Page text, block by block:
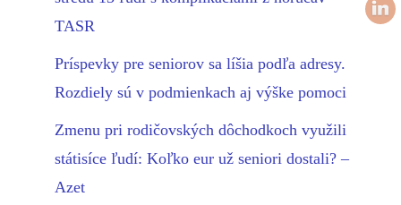
TASR
Príspevky pre seniorov sa líšia podľa adresy.
Rozdiely sú v podmienkach aj výške pomoci
Zmenu pri rodičovských dôchodkoch využili
státisíce ľudí: Koľko eur už seniori dostali? –
Azet